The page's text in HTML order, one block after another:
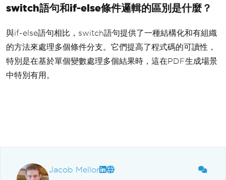
switch語句和if-else條件邏輯的區別是什麼？
與if-else語句相比，switch語句提供了一種結構化和有組織
的方法來處理多個條件分支。它們提高了程式碼的可讀性，
特別是在基於單個變數處理多個結果時，這在PDF生成場景
中特別有用。
Jacob Mellor